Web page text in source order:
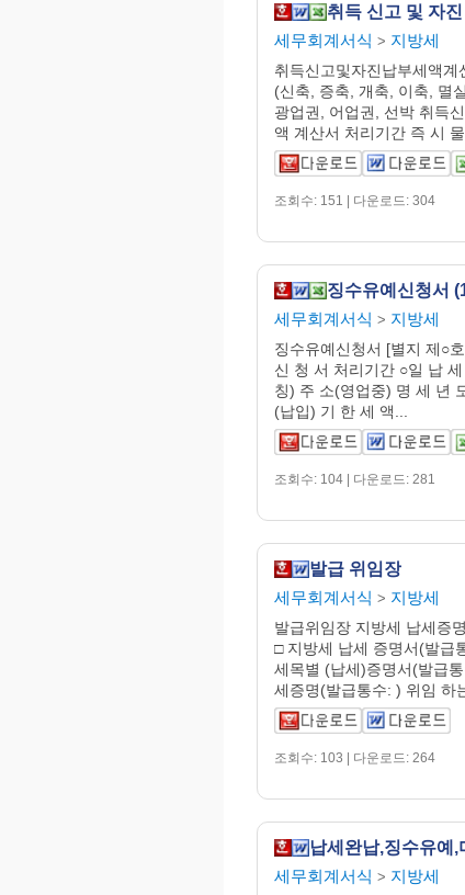
세무회계서식 > 지방세
취득신고및자진납부세액계
(신축, 증축, 개축, 이축, 멸
광업권, 어업권, 선박 취득
액 계산서 처리기간 즉 시 물
조회수: 151 | 다운로드: 304
징수유예신청서
세무회계서식 > 지방세
징수유예신청서 [별지 제○
신 청 서 처리기간 ○일 납
칭) 주 소(영업중) 명 세 년
(납입) 기 한 세 액...
조회수: 104 | 다운로드: 281
발급 위임장
세무회계서식 > 지방세
발급위임장 지방세 납세증
□ 지방세 납세 증명서(발급
세목별 (납세)증명서(발급
세증명(발급통수: ) 위임 하
조회수: 103 | 다운로드: 264
납세완납,징수유예,
세무회계서식 > 지방세